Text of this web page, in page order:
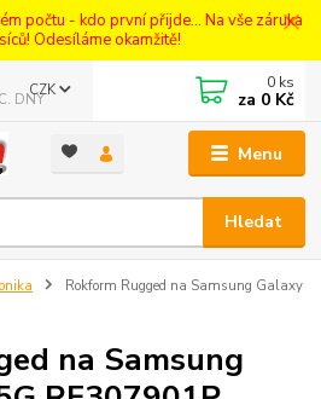
počtu - kdo první přijde... Na vše záruka
Odesíláme okamžitě!
Menu
CZK
Hledat
DNY
0 ks
za 0 Kč
Rokform Rugged na Samsung Galaxy
na Samsung